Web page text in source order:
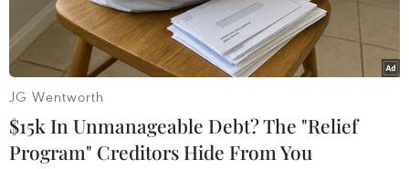
vào Mỹ bị xói mòn nghiêm trọng.
JG Wentworth
$15k In Unmanageable Debt? The "Relief
Program" Creditors Hide From You